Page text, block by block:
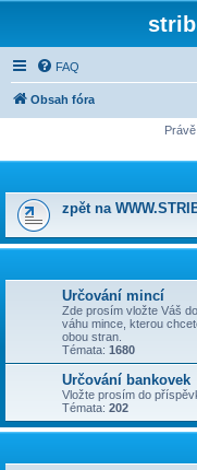
FAQ
Obsah fóra
zpět na
Určování mincí
Zde prosím vložte Váš
váhu mince, kterou
obou stran.
Témata: 1680
Určování bankovek
Vložte prosím do
Témata: 202